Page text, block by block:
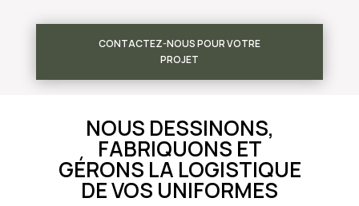
CONTACTEZ-NOUS POUR VOTRE
PROJET
NOUS DESSINONS,
FABRIQUONS ET
GÉRONS LA LOGISTIQUE
DE VOS UNIFORMES